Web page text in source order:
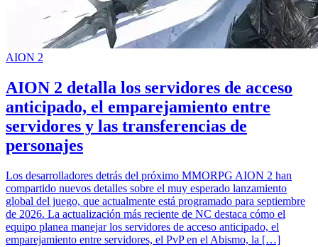
AION 2
AION 2 detalla los servidores de acceso
anticipado, el emparejamiento entre
servidores y las transferencias de
personajes
Los desarrolladores detrás del próximo MMORPG AION 2 han
compartido nuevos detalles sobre el muy esperado lanzamiento
global del juego, que actualmente está programado para septiembre
de 2026. La actualización más reciente de NC destaca cómo el
equipo planea manejar los servidores de acceso anticipado, el
emparejamiento entre servidores, el PvP en el Abismo, la […]